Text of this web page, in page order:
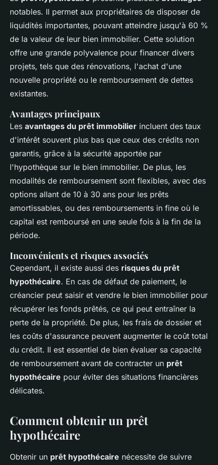
notables. Il permet aux propriétaires de disposer de
liquidités importantes, pouvant atteindre jusqu'à 60 %
de la valeur de leur bien immobilier. Cette solution
offre une grande polyvalence pour financer divers
projets, tels que des rénovations, l'achat d'une
nouvelle propriété ou le remboursement de dettes
existantes.
Avantages principaux
Les avantages du prêt immobilier incluent des taux
d'intérêt souvent plus bas que ceux des crédits non
garantis, grâce à la sécurité apportée par
l'hypothèque sur le bien immobilier. De plus, les
modalités de remboursement sont flexibles, avec des
options allant de 10 à 30 ans pour les prêts
amortissables, ou des remboursements in fine où le
capital est remboursé en une seule fois à la fin de la
période.
Inconvénients et risques associés
Cependant, il existe aussi des risques du prêt
hypothécaire. En cas de défaut de paiement, le
créancier peut saisir et vendre le bien immobilier pour
récupérer les fonds prêtés, ce qui peut entraîner la
perte de la propriété. De plus, les frais de dossier et
les coûts d'assurance peuvent augmenter le coût total
du crédit. Il est essentiel de bien évaluer sa capacité
de remboursement avant de contracter un prêt
hypothécaire pour éviter des situations financières
délicates.
Comment obtenir un prêt
hypothécaire
Obtenir un prêt hypothécaire nécessite de suivre